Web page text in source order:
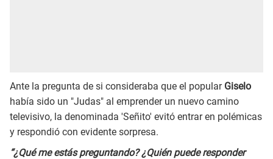
Ante la pregunta de si consideraba que el popular Giselo
había sido un "Judas" al emprender un nuevo camino
televisivo, la denominada 'Señito' evitó entrar en polémicas
y respondió con evidente sorpresa.
“¿Qué me estás preguntando? ¿Quién puede responder